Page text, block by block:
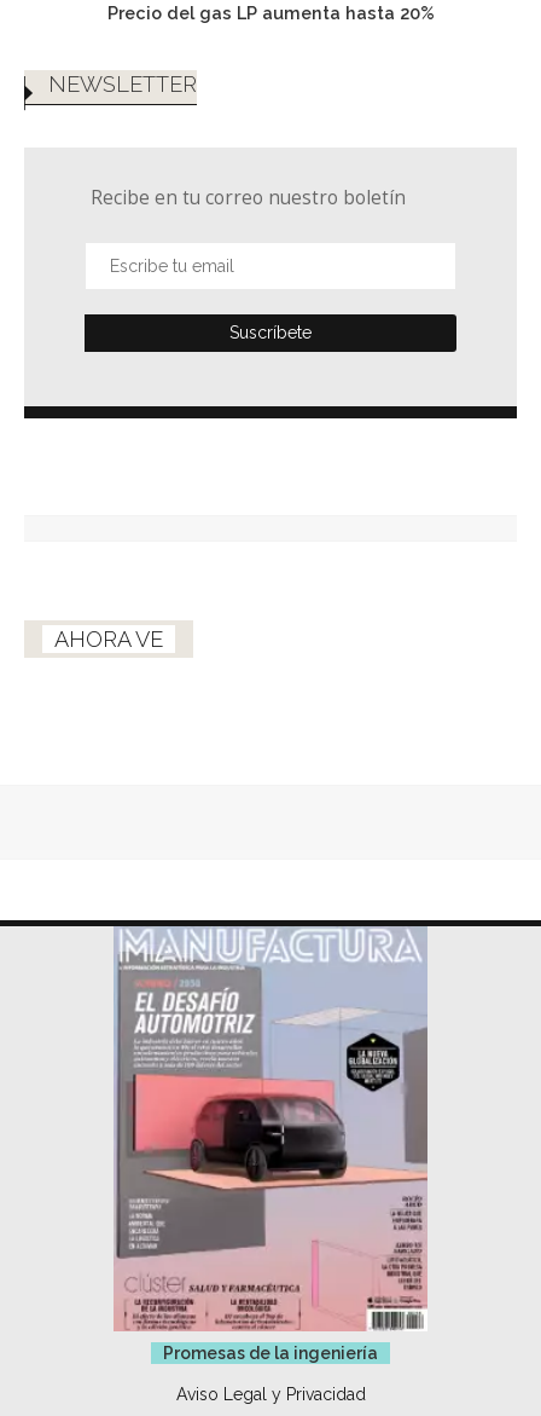
Precio del gas LP aumenta hasta 20%
NEWSLETTER
Recibe en tu correo nuestro boletín
AHORA VE
Promesas de la ingeniería
Aviso Legal y Privacidad